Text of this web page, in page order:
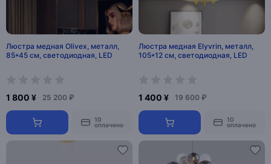
Люстра медная Olivex, металл,
85*45 см, светодиодная, LED
1 800 ¥ 25 200 ₽
10
оплачено
Люстра медная Elyvrin, металл,
105*12 см, светодиодная, LED
1 400 ¥ 19 600 ₽
10
оплачено